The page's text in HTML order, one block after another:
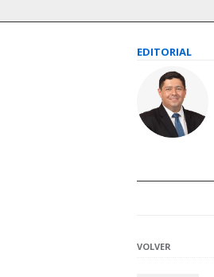
EDITORIAL
VOLVER